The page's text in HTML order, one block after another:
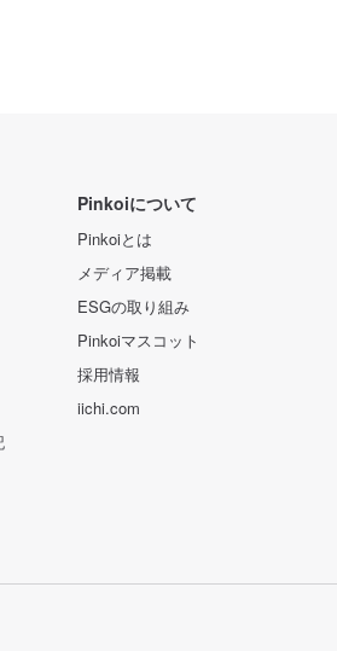
Pinkoiについて
Pinkoiとは
メディア掲載
ESGの取り組み
Pinkoiマスコット
採用情報
iichi.com